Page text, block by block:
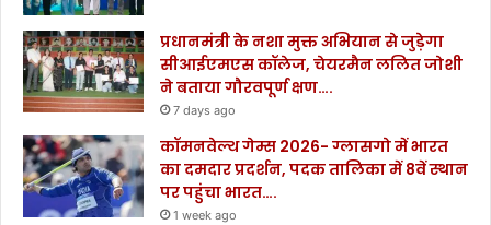
प्रधानमंत्री के नशा मुक्त अभियान से जुड़ेगा
सीआईएमएस कॉलेज, चेयरमैन ललित जोशी
ने बताया गौरवपूर्ण क्षण….
7 days ago
कॉमनवेल्थ गेम्स 2026- ग्लासगो में भारत
का दमदार प्रदर्शन, पदक तालिका में 8वें स्थान
पर पहुंचा भारत….
1 week ago